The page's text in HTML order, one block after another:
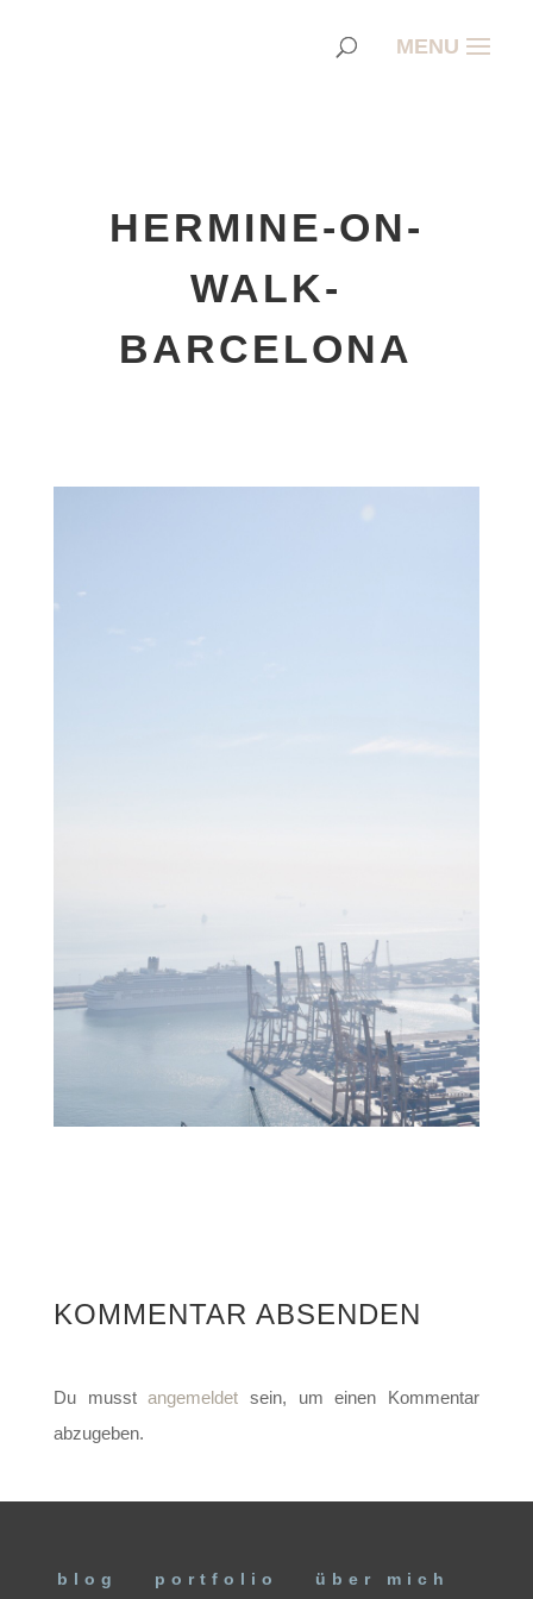
HERMINE-ON-
WALK-
BARCELONA
KOMMENTAR ABSENDEN
Du musstangemeldet sein, um einen Kommentar
abzugeben.
blog portfolio über mich